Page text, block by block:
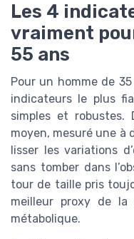
Les 4
vraiment
55 ans
Pour un homme de
indicateurs le plus
simples et robustes.
moyen, mesuré une à
lisser les variations
sans tomber dans
tour de taille pris
meilleur proxy de
métabolique.